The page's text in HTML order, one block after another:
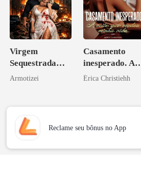
Virgem
Sequestrada
pelo Mafioso
DE SANGUE
Armotizei
Casamento
inesperado. A
noite que mudou
Érica Christiehh
Reclame seu bônus no App